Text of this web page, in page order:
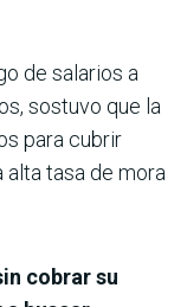
de salarios a
sostuvo que la
para cubrir
alta tasa de mora
cobrar su